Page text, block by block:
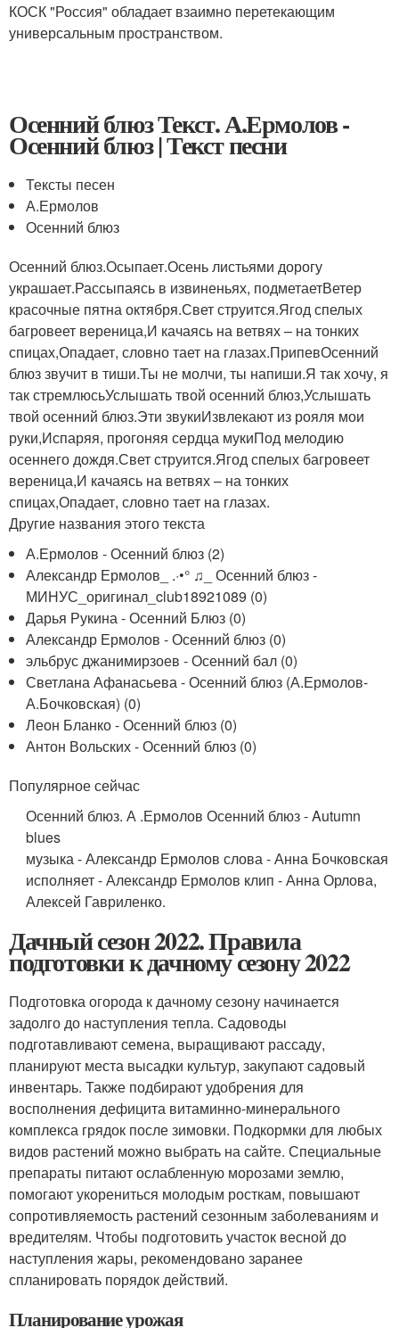
КОСК "Россия" обладает взаимно перетекающим
универсальным пространством.
Осенний блюз Текст. А.Ермолов -
Осенний блюз | Текст песни
Тексты песен
А.Ермолов
Осенний блюз
Осенний блюз.Осыпает.Осень листьями дорогу
украшает.Рассыпаясь в извиненьях, подметаетВетер
красочные пятна октября.Свет струится.Ягод спелых
багровеет вереница,И качаясь на ветвях – на тонких
спицах,Опадает, словно тает на глазах.ПрипевОсенний
блюз звучит в тиши.Ты не молчи, ты напиши.Я так хочу, я
так стремлюсьУслышать твой осенний блюз,Услышать
твой осенний блюз.Эти звукиИзвлекают из рояля мои
руки,Испаряя, прогоняя сердца мукиПод мелодию
осеннего дождя.Свет струится.Ягод спелых багровеет
вереница,И качаясь на ветвях – на тонких
спицах,Опадает, словно тает на глазах.
Другие названия этого текста
А.Ермолов - Осенний блюз (2)
Александр Ермолов_ .·•° ♫_ Осенний блюз -
МИНУС_оригинал_club18921089 (0)
Дарья Рукина - Осенний Блюз (0)
Александр Ермолов - Осенний блюз (0)
эльбрус джанимирзоев - Осенний бал (0)
Светлана Афанасьева - Осенний блюз (А.Ермолов-
А.Бочковская) (0)
Леон Бланко - Осенний блюз (0)
Антон Вольских - Осенний блюз (0)
Популярное сейчас
Осенний блюз. А .Ермолов Осенний блюз - Autumn
blues
музыка - Александр Ермолов слова - Анна Бочковская
исполняет - Александр Ермолов клип - Анна Орлова,
Алексей Гавриленко.
Дачный сезон 2022. Правила
подготовки к дачному сезону 2022
Подготовка огорода к дачному сезону начинается
задолго до наступления тепла. Садоводы
подготавливают семена, выращивают рассаду,
планируют места высадки культур, закупают садовый
инвентарь. Также подбирают удобрения для
восполнения дефицита витаминно-минерального
комплекса грядок после зимовки. Подкормки для любых
видов растений можно выбрать на сайте. Специальные
препараты питают ослабленную морозами землю,
помогают укорениться молодым росткам, повышают
сопротивляемость растений сезонным заболеваниям и
вредителям. Чтобы подготовить участок весной до
наступления жары, рекомендовано заранее
спланировать порядок действий.
Планирование урожая